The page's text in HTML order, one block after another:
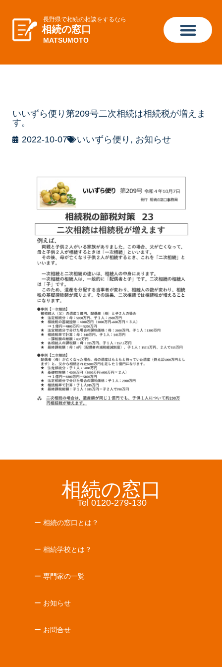
長野県で相続の相談をするなら
相続の窓口
MATSUMOTO
いいずら便り第209号二次相続は相続税が増えま
す。
2022-10-07
いいずら便り , お知らせ
相続の窓口
Tel 0120-279-130
ー 相続の窓口とは？
ー 相続学校とは？
ー 専門家の一覧
ー お知らせ
ー お問合せ